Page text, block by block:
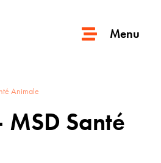
Menu
Animale
Santé